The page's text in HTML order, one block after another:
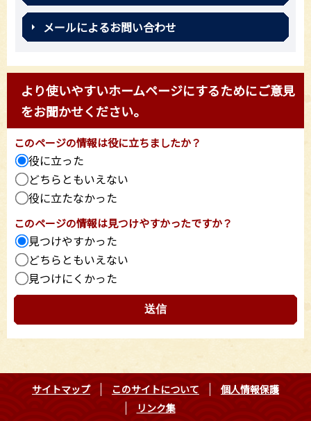
メールによるお問い合わせ
より使いやすいホームページにするためにご意見
をお聞かせください。
このページの情報は役に立ちましたか？
役に立った
どちらともいえない
役に立たなかった
このページの情報は見つけやすかったですか？
見つけやすかった
どちらともいえない
見つけにくかった
サイトマップ このサイトについて
個人情報保護
リンク集